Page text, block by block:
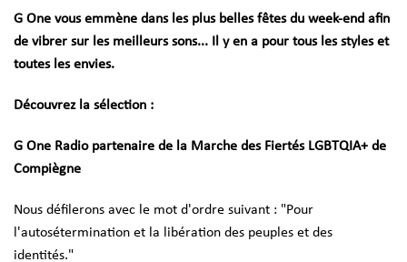
G One vous emmène dans les plus belles fêtes du week-end afin
de vibrer sur les meilleurs sons... Il y en a pour tous les styles et
toutes les envies.
Découvrez la sélection :
G One Radio partenaire de la Marche des Fiertés LGBTQIA+ de
Compiègne
Nous défilerons avec le mot d'ordre suivant : "Pour
l'autosétermination et la libération des peuples et des
identités."